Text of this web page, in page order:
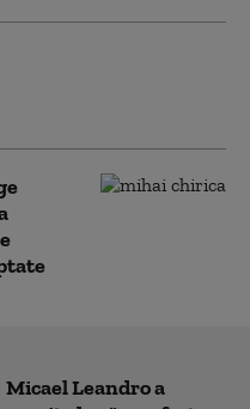
Micael Leandro a